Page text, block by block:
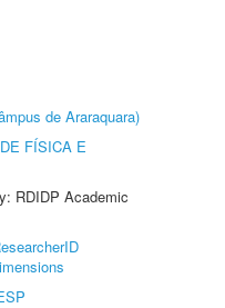
de Araraquara)
FÍSICA E
RDIDP Academic